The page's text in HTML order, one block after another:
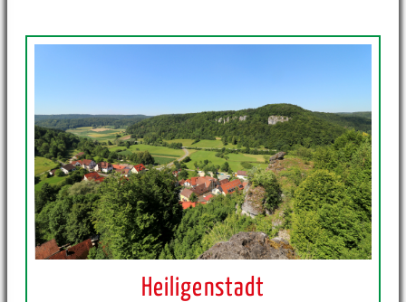
Heiligenstadt